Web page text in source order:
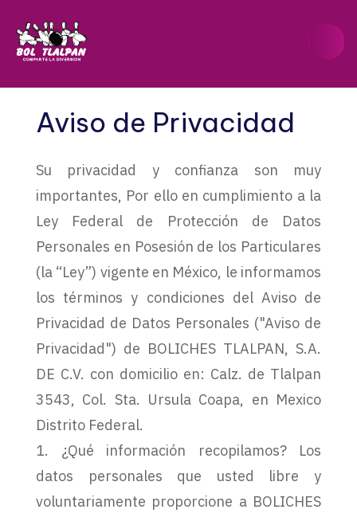
Aviso de Privacidad
Su privacidad y confianza son muy
importantes, Por ello en cumplimiento a la
Ley Federal de Protección de Datos
Personales en Posesión de los Particulares
(la “Ley”) vigente en México, le informamos
los términos y condiciones del Aviso de
Privacidad de Datos Personales ("Aviso de
Privacidad") de BOLICHES TLALPAN, S.A.
DE C.V. con domicilio en: Calz. de Tlalpan
3543, Col. Sta. Ursula Coapa, en Mexico
Distrito Federal.
1. ¿Qué información recopilamos? Los
datos personales que usted libre y
voluntariamente proporcione a BOLICHES